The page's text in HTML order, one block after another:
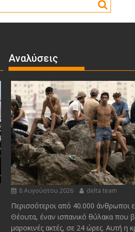
Αναλύσεις
8 Αυγούστου 2026 delta team
Περισσότεροι από 40.000 άνθρωποι
Θέουτα, έναν ισπανικό θύλακα που
μαροκινές ακτές, σε 24 ώρες. Αυτή η